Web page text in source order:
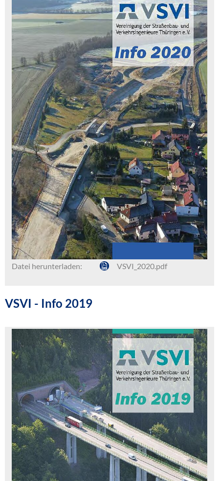
Datei herunterladen: VSVI_2020.pdf
VSVI - Info 2019